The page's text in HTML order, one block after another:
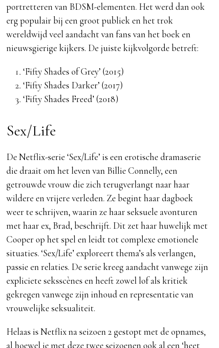
portretteren van BDSM-elementen. Het werd dan ook
erg populair bij een groot publiek en het trok
wereldwijd veel aandacht van fans van het boek en
nieuwsgierige kijkers. De juiste kijkvolgorde betreft:
‘Fifty Shades of Grey’ (2015)
‘Fifty Shades Darker’ (2017)
‘Fifty Shades Freed’ (2018)
Sex/Life
De Netflix-serie ‘Sex/Life’ is een erotische dramaserie
die draait om het leven van Billie Connelly, een
getrouwde vrouw die zich terugverlangt naar haar
wildere en vrijere verleden. Ze begint haar dagboek
weer te schrijven, waarin ze haar seksuele avonturen
met haar ex, Brad, beschrijft. Dit zet haar huwelijk met
Cooper op het spel en leidt tot complexe emotionele
situaties. ‘Sex/Life’ exploreert thema’s als verlangen,
passie en relaties. De serie kreeg aandacht vanwege zijn
expliciete seksscènes en heeft zowel lof als kritiek
gekregen vanwege zijn inhoud en representatie van
vrouwelijke seksualiteit.
Helaas is Netflix na seizoen 2 gestopt met de opnames,
al hoewel je met deze twee seizoenen ook al een ‘heet